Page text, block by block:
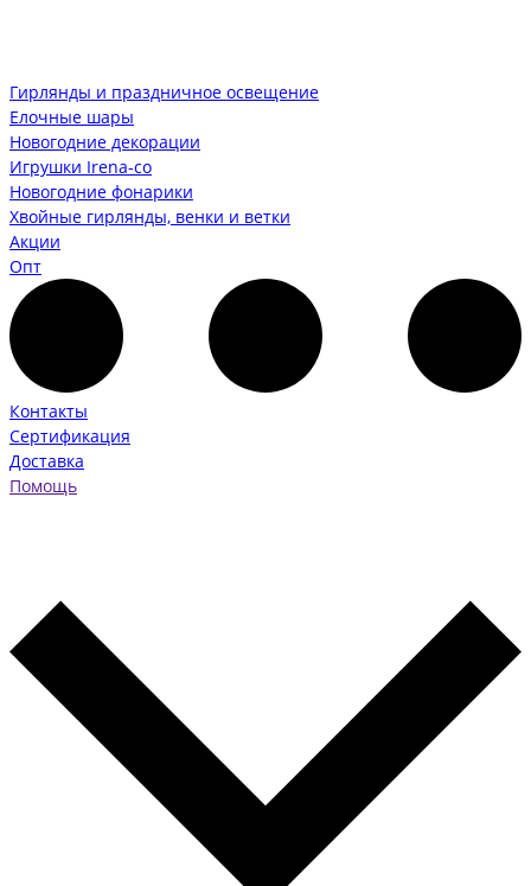
Гирлянды и праздничное освещение
Елочные шары
Новогодние декорации
Игрушки Irena-co
Новогодние фонарики
Хвойные гирлянды, венки и ветки
Акции
Опт
Контакты
Сертификация
Доставка
Помощь